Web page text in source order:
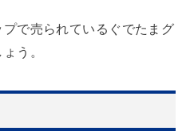
で売られているぐでたまグ
う。